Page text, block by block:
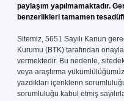
paylaşım yapılmamaktadır.
benzerlikleri tamamen
Sitemiz, 5651 Sayılı Kanun
Kurumu (BTK) tarafından
vermektedir. Bu nedenle,
veya araştırma
yazdıkları içeriklerin
sorumluluğu kabul etmiş